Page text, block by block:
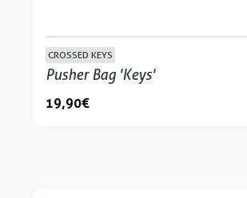
CROSSED KEYS
Pusher Bag 'Keys'
19,90 €